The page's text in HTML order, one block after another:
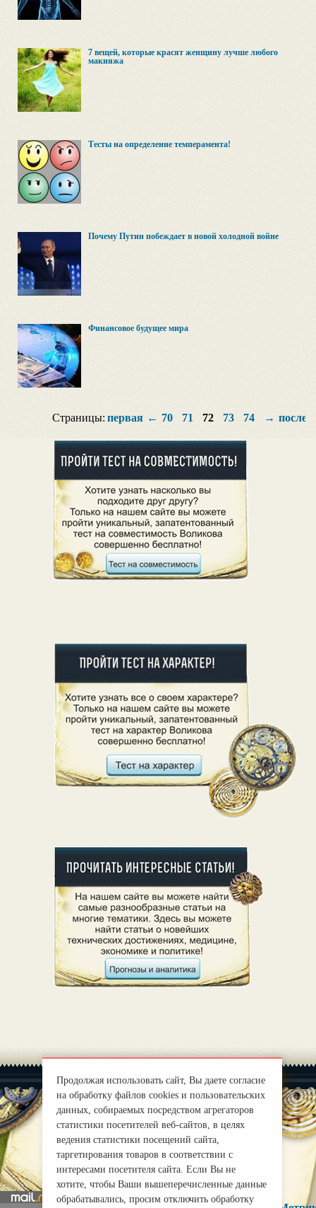
7 вещей, которые красят женщину лучше любого
макияжа
Тесты на определение темперамента!
Почему Путин побеждает в новой холодной войне
Финансовое будущее мира
Страницы: первая ← 70 71 72 73 74 →
О нас |
mirprognoz@mail.ru
Продолжая использовать сайт, Вы даете согласие
на обработку файлов cookies и пользовательских
данных, собираемых посредством агрегаторов
статистики посетителей веб-сайтов, в целях
ведения статистики посещений сайта,
таргетирования товаров в соответствии с
интересами посетителя сайта. Если Вы не
хотите, чтобы Ваши вышеперечисленные данные
обрабатывались, просим отключить обработку